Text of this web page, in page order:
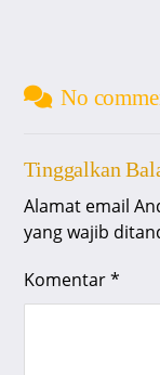
No
Tinggalkan
Alamat email
yang wajib
Komentar*